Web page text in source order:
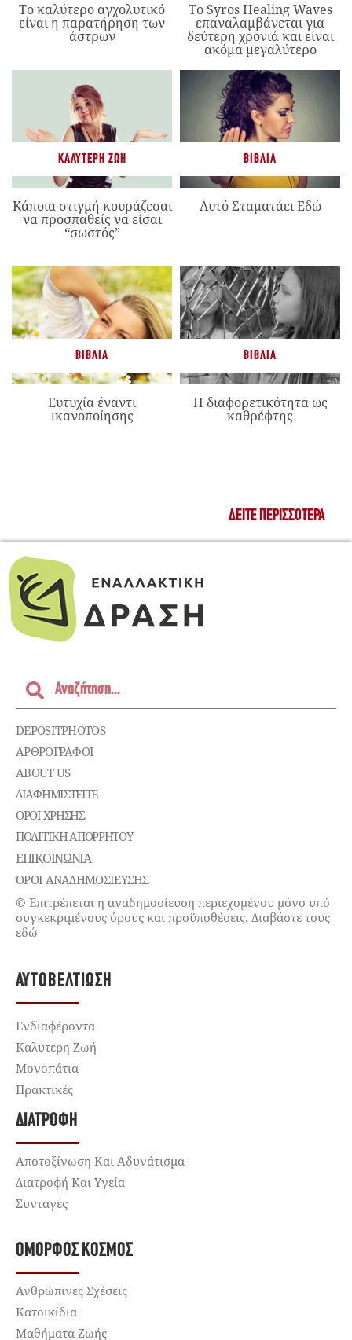
Το καλύτερο αγχολυτικό
είναι η παρατήρηση των
άστρων
Το Syros Healing Waves
επαναλαμβάνεται για
δεύτερη χρονιά και είναι
ακόμα μεγαλύτερο
ΚΑΛΎΤΕΡΗ ΖΩΉ
Κάποια στιγμή κουράζεσαι
να προσπαθείς να είσαι
“σωστός”
ΒΙΒΛΊΑ
Αυτό Σταματάει Εδώ
ΒΙΒΛΊΑ
Ευτυχία έναντι
ικανοποίησης
ΒΙΒΛΊΑ
Η διαφορετικότητα ως
καθρέφτης
ΔΕΊΤΕ ΠΕΡΙΣΣΌΤΕΡΑ
DEPOSITPHOTOS
ΑΡΘΡΟΓΡΑΦΟΙ
ABOUT US
ΔΙΑΦΗΜΙΣΤΕΊΤΕ
ΌΡΟΙ ΧΡΉΣΗΣ
ΠΟΛΙΤΙΚΉ ΑΠΟΡΡΉΤΟΥ
ΕΠΙΚΟΙΝΩΝΊΑ
ΌΡΟΙ ΑΝΑΔΗΜΟΣΙΕΥΣΗΣ
© Επιτρέπεται η αναδημοσίευση περιεχομένου μόνο υπό
συγκεκριμένους όρους και προϋποθέσεις. Διαβάστε τους
εδώ
ΑΥΤΟΒΕΛΤΊΩΣΗ
Ενδιαφέροντα
Καλύτερη Ζωή
Μονοπάτια
Πρακτικές
ΔΙΑΤΡΟΦΉ
Αποτοξίνωση Και Αδυνάτισμα
Διατροφή Και Υγεία
Συνταγές
ΌΜΟΡΦΟΣ ΚΌΣΜΟΣ
Ανθρώπινες Σχέσεις
Κατοικίδια
Μαθήματα Ζωής